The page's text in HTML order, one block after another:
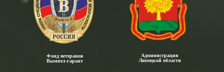
Фонд ветеранов
Вымпел-гарант
Администрация
Липецкой области